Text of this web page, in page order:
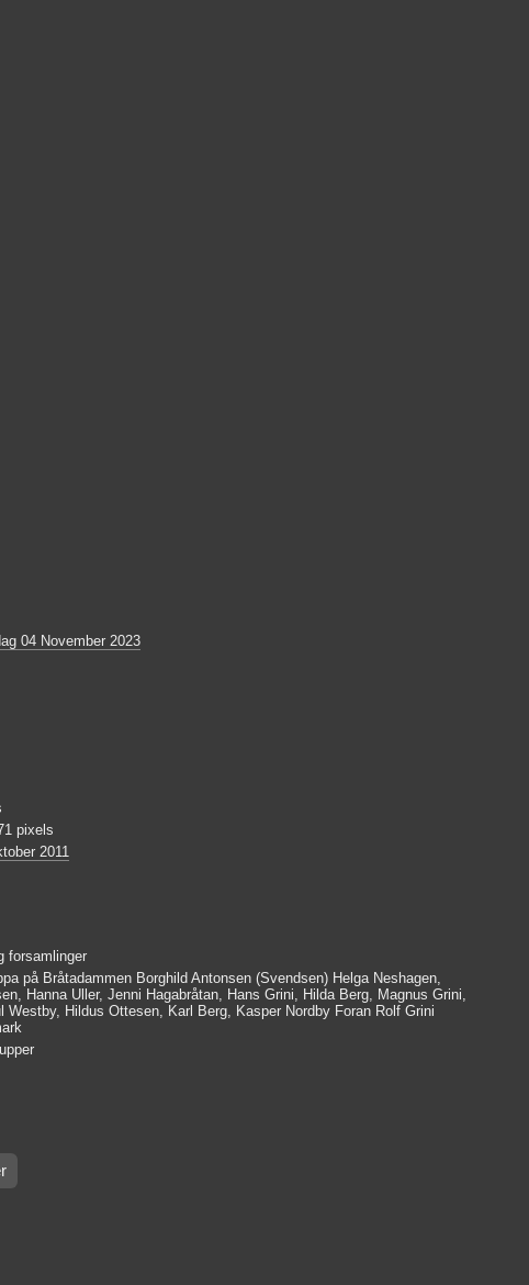
04 November 2023
pixels
2011
forsamlinger
på Bråtadammen Borghild Antonsen (Svendsen) Helga Neshagen,
Hanna Uller, Jenni Hagabråtan, Hans Grini, Hilda Berg, Magnus Grini,
Westby, Hildus Ottesen, Karl Berg, Kasper Nordby Foran Rolf Grini